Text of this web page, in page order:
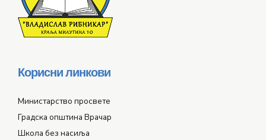
Корисни линкови
Министарство просвете
Градска општина Врачар
Школа без насиља